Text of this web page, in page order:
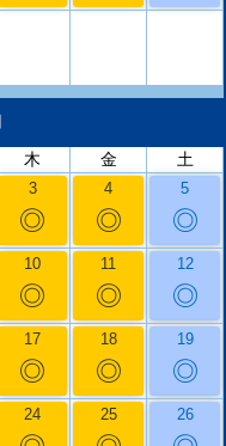
木 金 土
3
◎
4
◎
5
◎
10
◎
11
◎
12
◎
17
◎
18
◎
19
◎
24 25 26